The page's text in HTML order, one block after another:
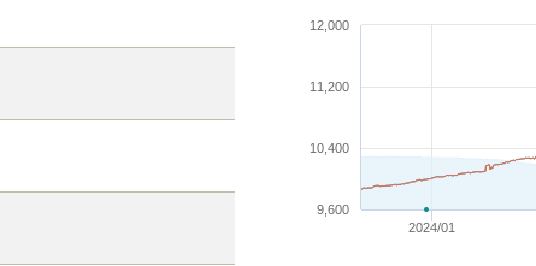
2024/01
9,600
10,400
11,200
12,000